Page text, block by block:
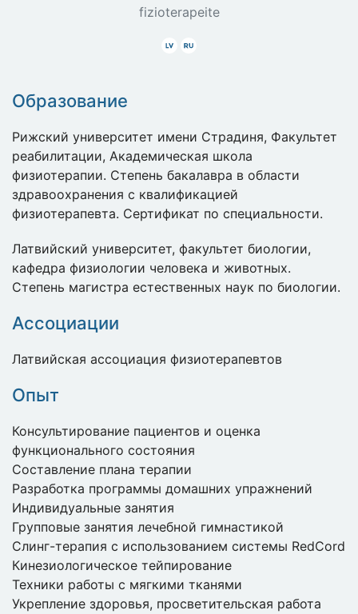
fizioterapeite
LatviskiKrieviski
Образование
Рижский университет имени Страдиня, Факультет
реабилитации, Академическая школа
физиотерапии. Степень бакалавра в области
здравоохранения с квалификацией
физиотерапевта. Сертификат по специальности.
Латвийский университет, факультет биологии,
кафедра физиологии человека и животных.
Степень магистра естественных наук по биологии.
Ассоциации
Латвийская ассоциация физиотерапевтов
Опыт
Консультирование пациентов и оценка
функционального состояния
Составление плана терапии
Разработка программы домашних упражнений
Индивидуальные занятия
Групповые занятия лечебной гимнастикой
Слинг-терапия с использованием системы RedCord
Кинезиологическое тейпирование
Техники работы с мягкими тканями
Укрепление здоровья, просветительская работа